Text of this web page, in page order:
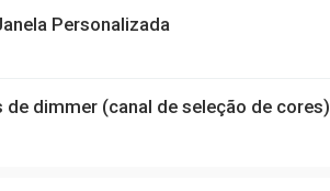
Personalizada
dimmer (canal de seleção de cores)